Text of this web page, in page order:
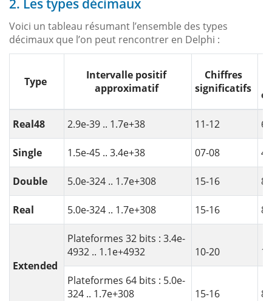
2. Les types décimaux
Voici un tableau résumant l’ensemble des types
décimaux que l’on peut rencontrer en Delphi :
Type
Intervalle positif
approximatif
Chiffres
significatifs
Real48 2.9e-39 .. 1.7e+38 11-12 6
Single 1.5e-45 .. 3.4e+38 07-08 4
Double 5.0e-324 .. 1.7e+308 15-16 8
Real 5.0e-324 .. 1.7e+308 15-16 8
Extended
Plateformes 32 bits : 3.4e-
4932 .. 1.1e+4932
10-20 10
Plateformes 64 bits : 5.0e-
324 .. 1.7e+308
15-16 8